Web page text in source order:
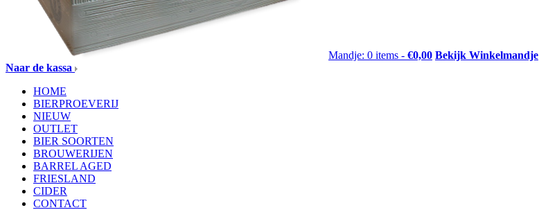
Mandje: 0 items - €0,00 Bekijk Winkelmandje
Naar de kassa
HOME
BIERPROEVERIJ
NIEUW
OUTLET
BIER SOORTEN
BROUWERIJEN
BARREL AGED
FRIESLAND
CIDER
CONTACT